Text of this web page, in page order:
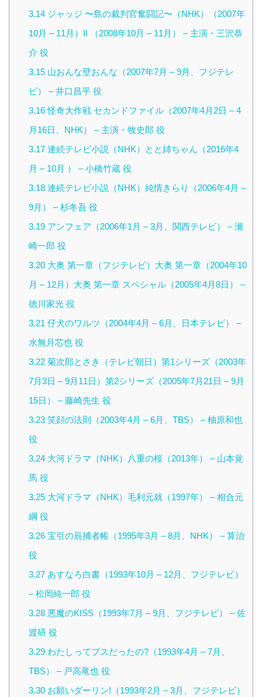
3.14ジャッジ 〜島の裁判官奮闘記〜（NHK）（2007年
10月 – 11月）II （2008年10月 – 11月） – 主演・三沢恭
介 役
3.15山おんな壁おんな（2007年7月 – 9月、フジテレ
ビ） – 井口昌平 役
3.16怪奇大作戦 セカンドファイル（2007年4月2日 – 4
月16日、NHK） – 主演・牧史郎 役
3.17連続テレビ小説（NHK）とと姉ちゃん（2016年4
月 – 10月 ） – 小橋竹蔵 役
3.18連続テレビ小説（NHK）純情きらり（2006年4月 –
9月） – 杉冬吾 役
3.19アンフェア（2006年1月 – 3月、関西テレビ） – 瀬
崎一郎 役
3.20大奥 第一章（フジテレビ）大奥 第一章（2004年10
月 – 12月）大奥 第一章 スペシャル（2005年4月8日） –
徳川家光 役
3.21 仔犬のワルツ（2004年4月 – 6月、日本テレビ） –
水無月芯也 役
3.22菊次郎とさき（テレビ朝日）第1シリーズ（2003年
7月3日 – 9月11日）第2シリーズ（2005年7月21日 – 9月
15日） – 藤崎先生 役
3.23笑顔の法則（2003年4月 – 6月、TBS） – 柚原和也
役
3.24大河ドラマ（NHK）八重の桜（2013年） – 山本覚
馬 役
3.25大河ドラマ（NHK）毛利元就（1997年） – 相合元
綱 役
3.26宝引の辰捕者帳（1995年3月 – 8月、NHK） – 算治
役
3.27あすなろ白書（1993年10月 – 12月、フジテレビ）
– 松岡純一郎 役
3.28悪魔のKISS（1993年7月 – 9月、フジテレビ） – 佐
渡研 役
3.29わたしってブスだったの?（1993年4月 – 7月、
TBS） – 戸高竜也 役
3.30お願いダーリン!（1993年2月 – 3月、フジテレビ）